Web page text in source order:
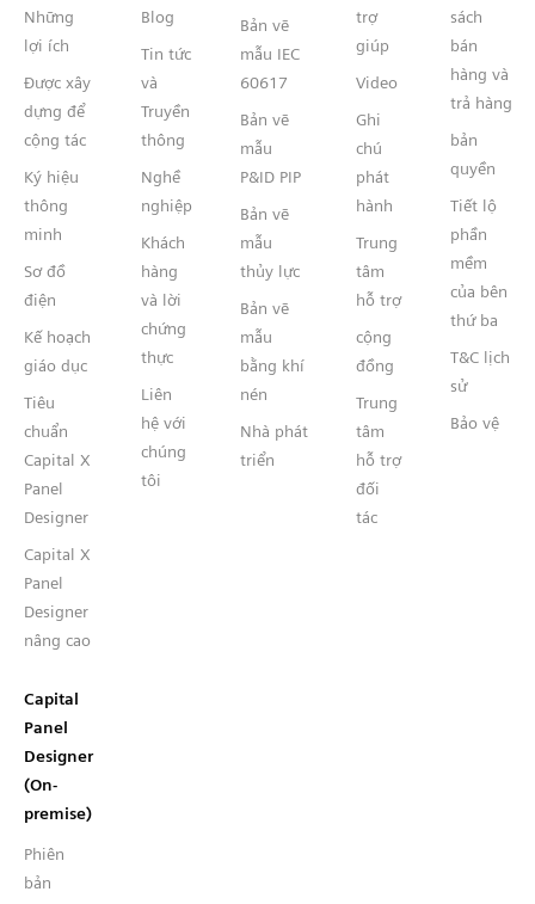
Những
lợi ích
Được xây
dựng để
cộng tác
Ký hiệu
thông
minh
Sơ đồ
điện
Kế hoạch
giáo dục
Tiêu
chuẩn
Capital X
Panel
Designer
Capital X
Panel
Designer
nâng cao
Capital
Panel
Designer
(On-
premise)
Phiên
bản
Blog
Tin tức
và
Truyền
thông
Nghề
nghiệp
Khách
hàng
và lời
chứng
thực
Liên
hệ với
chúng
tôi
Bản vẽ
mẫu IEC
60617
Bản vẽ
mẫu
P&ID PIP
Bản vẽ
mẫu
thủy lực
Bản vẽ
mẫu
bằng khí
nén
Nhà phát
triển
trợ
giúp
Video
Ghi
chú
phát
hành
Trung
tâm
hỗ trợ
cộng
đồng
Trung
tâm
hỗ trợ
đối
tác
sách
bán
hàng và
trả hàng
bản
quyền
Tiết lộ
phần
mềm
của bên
thứ ba
T&C lịch
sử
Bảo vệ